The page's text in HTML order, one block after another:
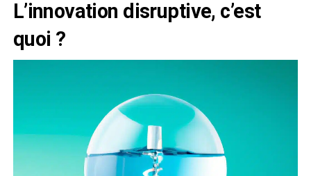
L’innovation disruptive, c’est
quoi ?